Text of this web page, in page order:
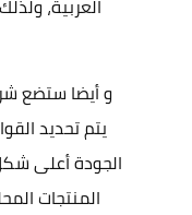
و أيضا ستضع
يتم تحديد
الجودة أعلى
المنتجات